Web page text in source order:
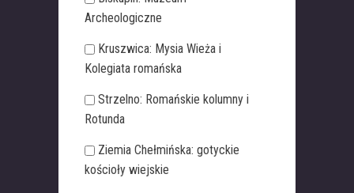
Archeologiczne
Kruszwica: Mysia Wieża i
Kolegiata romańska
Strzelno: Romańskie kolumny i
Rotunda
Ziemia Chełmińska: gotyckie
kościoły wiejskie